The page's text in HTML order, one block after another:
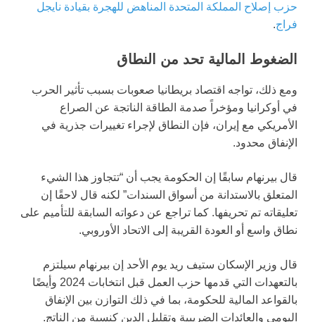
حزب إصلاح المملكة المتحدة المناهض للهجرة بقيادة نايجل
فراج.
الضغوط المالية تحد من النطاق
ومع ذلك، تواجه اقتصاد بريطانيا صعوبات بسبب تأثير الحرب
في أوكرانيا ومؤخراً صدمة الطاقة الناتجة عن الصراع
الأمريكي مع إيران، فإن النطاق لإجراء تغييرات جذرية في
الإنفاق محدود.
قال بيرنهام سابقًا إن الحكومة يجب أن “تتجاوز هذا الشيء
المتعلق بالاستدانة من أسواق السندات” لكنه قال لاحقًا إن
تعليقاته تم تحريفها. كما تراجع عن دعواته السابقة للتأميم على
نطاق واسع أو العودة القريبة إلى الاتحاد الأوروبي.
قال وزير الإسكان ستيف ريد يوم الأحد إن بيرنهام سيلتزم
بالتعهدات التي قدمها حزب العمل قبل انتخابات 2024 وأيضًا
بالقواعد المالية للحكومة، بما في ذلك التوازن بين الإنفاق
اليومي والعائدات الضريبية وتقليل الدين كنسبة من الناتج.